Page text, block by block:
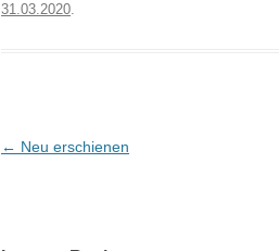
31.03.2020.
Post
← Neu erschienen